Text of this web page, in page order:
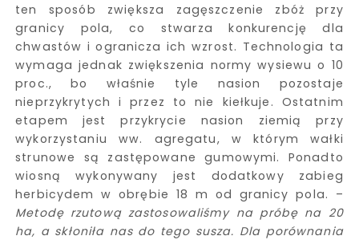
ten sposób zwiększa zagęszczenie zbóż przy
granicy pola, co stwarza konkurencję dla
chwastów i ogranicza ich wzrost. Technologia ta
wymaga jednak zwiększenia normy wysiewu o 10
proc., bo właśnie tyle nasion pozostaje
nieprzykrytych i przez to nie kiełkuje. Ostatnim
etapem jest przykrycie nasion ziemią przy
wykorzystaniu ww. agregatu, w którym wałki
strunowe są zastępowane gumowymi. Ponadto
wiosną wykonywany jest dodatkowy zabieg
herbicydem w obrębie 18 m od granicy pola. –
Metodę rzutową zastosowaliśmy na próbę na 20
ha, a skłoniła nas do tego susza. Dla porównania